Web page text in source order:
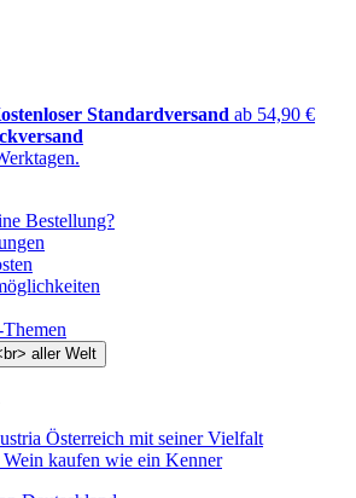
Standardversand ab 54,90 €
Bestellung?
Österreich mit seiner Vielfalt
Wein kaufen wie ein Kenner